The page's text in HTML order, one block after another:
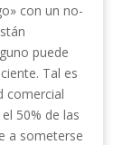
con un no-
puede
Tal es
comercial
50% de las
a someterse